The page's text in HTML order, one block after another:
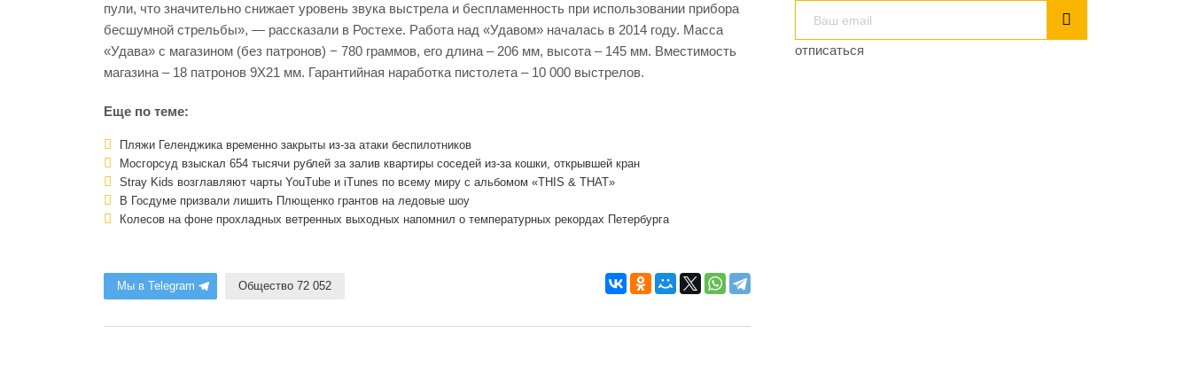
пули, что значительно снижает уровень звука выстрела и беспламенность при использовании прибора
бесшумной стрельбы», — рассказали в Ростехе. Работа над «Удавом» началась в 2014 году. Масса
«Удава» с магазином (без патронов) − 780 граммов, его длина – 206 мм, высота – 145 мм. Вместимость
магазина – 18 патронов 9Х21 мм. Гарантийная наработка пистолета – 10 000 выстрелов.
Еще по теме:
Пляжи Геленджика временно закрыты из-за атаки беспилотников
Мосгорсуд взыскал 654 тысячи рублей за залив квартиры соседей из-за кошки, открывшей кран
Stray Kids возглавляют чарты YouTube и iTunes по всему миру с альбомом «THIS & THAT»
В Госдуме призвали лишить Плющенко грантов на ледовые шоу
Колесов на фоне прохладных ветренных выходных напомнил о температурных рекордах Петербурга
Мы в Telegram Общество 72 052
отписаться